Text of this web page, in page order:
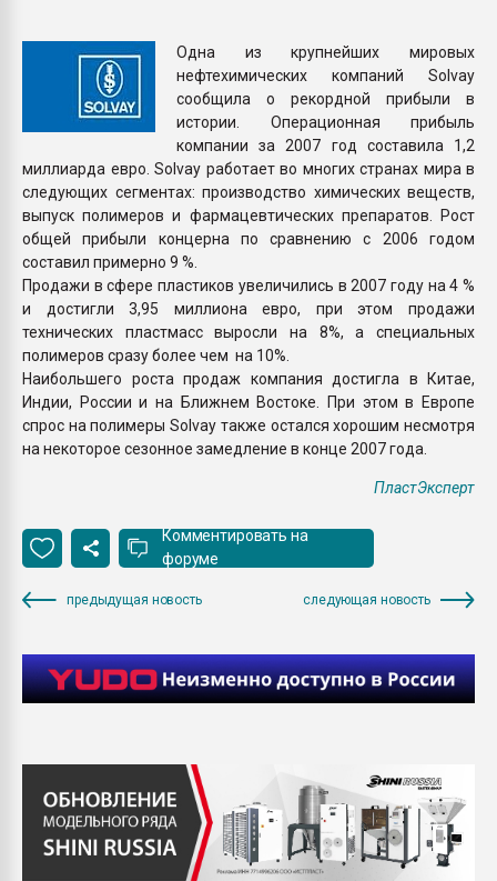
Одна из крупнейших мировых
нефтехимических компаний Solvay
сообщила о рекордной прибыли в
истории. Операционная прибыль
компании за 2007 год составила 1,2
миллиарда евро. Solvay работает во многих странах мира в
следующих сегментах: производство химических веществ,
выпуск полимеров и фармацевтических препаратов. Рост
общей прибыли концерна по сравнению с 2006 годом
составил примерно 9 %.
Продажи в сфере пластиков увеличились в 2007 году на 4 %
и достигли 3,95 миллиона евро, при этом продажи
технических пластмасс выросли на 8%, а специальных
полимеров сразу более чем на 10%.
Наибольшего роста продаж компания достигла в Китае,
Индии, России и на Ближнем Востоке. При этом в Европе
спрос на полимеры Solvay также остался хорошим несмотря
на некоторое сезонное замедление в конце 2007 года.
ПластЭксперт
Комментировать на
форуме
предыдущая новость следующая новость